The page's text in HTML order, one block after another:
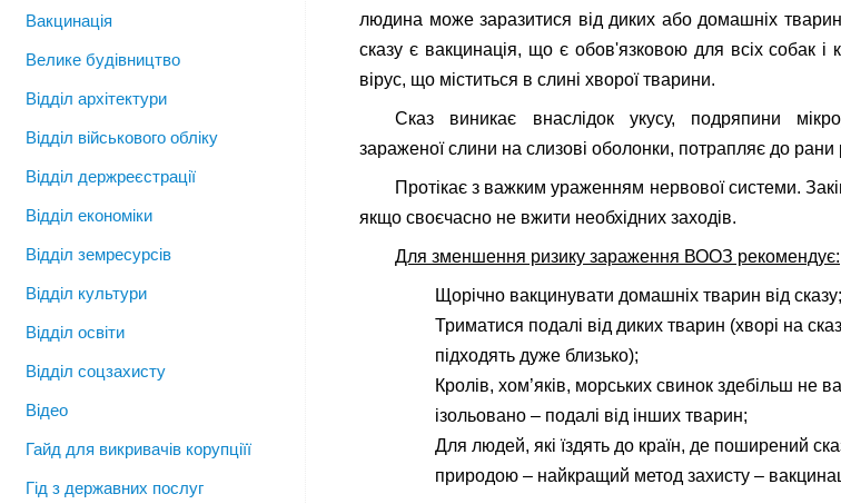
людина може заразитися від диких або домашніх
сказу є вакцинація, що є обов'язковою для всіх собак і
вірус, що міститься в слині хворої тварини.
Сказ виникає внаслідок укусу, подряпини
зараженої слини на слизові оболонки, потрапляє до рани
Протікає з важким ураженням нервової системи.
якщо своєчасно не вжити необхідних заходів.
Для зменшення ризику зараження ВООЗ рекомендує:
Щорічно вакцинувати домашніх тварин від сказу;
Триматися подалі від диких тварин (хворі на
підходять дуже близько);
Кролів, хом’яків, морських свинок здебільш не
ізольовано – подалі від інших тварин;
Для людей, які їздять до країн, де поширений
природою – найкращий метод захисту –
Вакцинація
Велике будівництво
Відділ архітектури
Відділ військового обліку
Відділ держреєстрації
Відділ економіки
Відділ земресурсів
Відділ культури
Відділ освіти
Відділ соцзахисту
Відео
Гайд для викривачів корупціїї
Гід з державних послуг